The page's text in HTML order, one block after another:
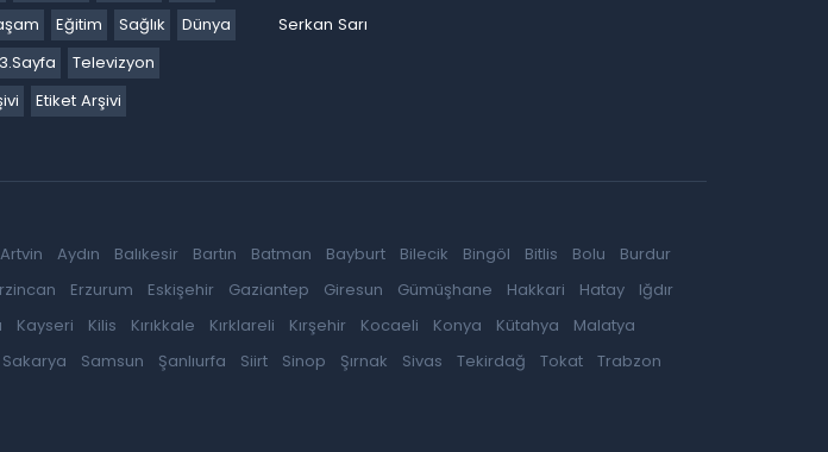
Eğitim Sağlık
Dünya
3.Sayfa
Televizyon
Etiket Arşivi
Serkan Sarı
Artvin Aydın Balıkesir Bartın Batman Bayburt Bilecik Bingöl Bitlis Bolu
Burdur
Erzurum Eskişehir Gaziantep Giresun Gümüşhane Hakkari Hatay
Iğdır
Kayseri Kilis Kırıkkale Kırklareli Kırşehir Kocaeli Konya Kütahya
Malatya
Sakarya Samsun Şanlıurfa Siirt Sinop Şırnak Sivas Tekirdağ Tokat
Trabzon